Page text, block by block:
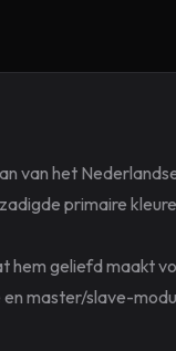
van het
primaire
geliefd maakt
master/slave-